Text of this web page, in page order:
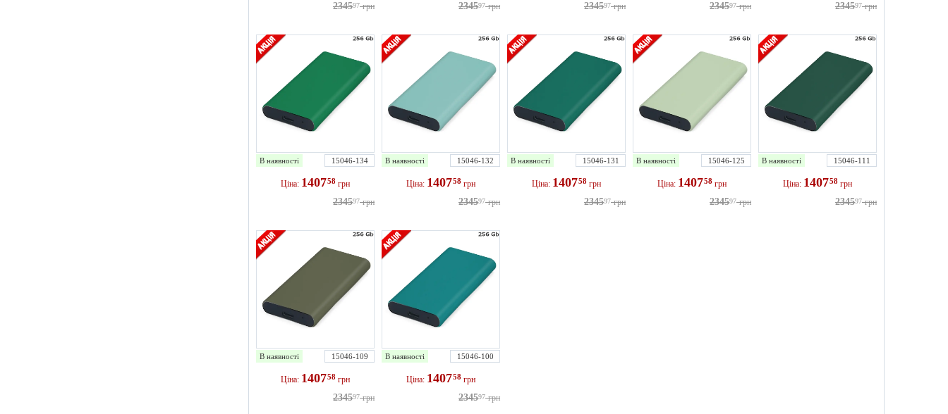
234597 грн 234597 грн 234597 грн 234597 грн 234597 грн
В наявності 15046-134
Ціна: 140758 грн
234597 грн
В наявності 15046-132
Ціна: 140758 грн
234597 грн
В наявності 15046-131
Ціна: 140758 грн
234597 грн
В наявності 15046-125
Ціна: 140758 грн
234597 грн
В наявності 15046-111
Ціна: 140758 грн
234597 грн
В наявності 15046-109
Ціна: 140758 грн
234597 грн
В наявності 15046-100
Ціна: 140758 грн
234597 грн